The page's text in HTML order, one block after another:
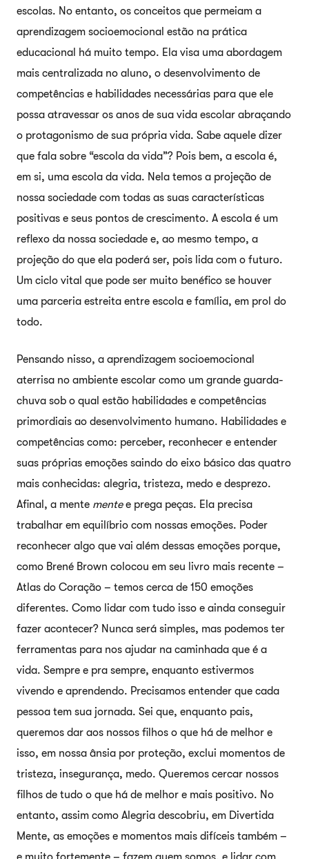
escolas. No entanto, os conceitos que permeiam a
aprendizagem socioemocional estão na prática
educacional há muito tempo. Ela visa uma abordagem
mais centralizada no aluno, o desenvolvimento de
competências e habilidades necessárias para que ele
possa atravessar os anos de sua vida escolar abraçando
o protagonismo de sua própria vida. Sabe aquele dizer
que fala sobre “escola da vida”? Pois bem, a escola é,
em si, uma escola da vida. Nela temos a projeção de
nossa sociedade com todas as suas características
positivas e seus pontos de crescimento. A escola é um
reflexo da nossa sociedade e, ao mesmo tempo, a
projeção do que ela poderá ser, pois lida com o futuro.
Um ciclo vital que pode ser muito benéfico se houver
uma parceria estreita entre escola e família, em prol do
todo.
Pensando nisso, a aprendizagem socioemocional
aterrisa no ambiente escolar como um grande guarda-
chuva sob o qual estão habilidades e competências
primordiais ao desenvolvimento humano. Habilidades e
competências como: perceber, reconhecer e entender
suas próprias emoções saindo do eixo básico das quatro
mais conhecidas: alegria, tristeza, medo e desprezo.
Afinal, a mente mentee prega peças. Ela precisa
trabalhar em equilíbrio com nossas emoções. Poder
reconhecer algo que vai além dessas emoções porque,
como Brené Brown colocou em seu livro mais recente –
Atlas do Coração – temos cerca de 150 emoções
diferentes. Como lidar com tudo isso e ainda conseguir
fazer acontecer? Nunca será simples, mas podemos ter
ferramentas para nos ajudar na caminhada que é a
vida. Sempre e pra sempre, enquanto estivermos
vivendo e aprendendo. Precisamos entender que cada
pessoa tem sua jornada. Sei que, enquanto pais,
queremos dar aos nossos filhos o que há de melhor e
isso, em nossa ânsia por proteção, exclui momentos de
tristeza, insegurança, medo. Queremos cercar nossos
filhos de tudo o que há de melhor e mais positivo. No
entanto, assim como Alegria descobriu, em Divertida
Mente, as emoções e momentos mais difíceis também –